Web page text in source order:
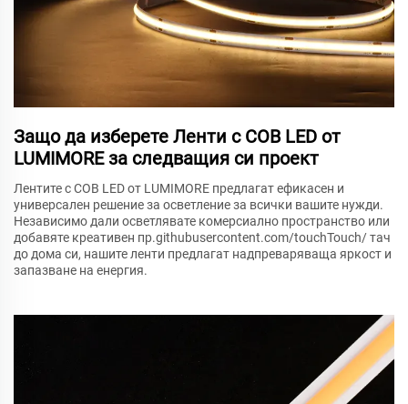
Защо да изберете Ленти с COB LED от
LUMIMORE за следващия си проект
Лентите с COB LED от LUMIMORE предлагат ефикасен и
универсален решение за осветление за всички вашите нужди.
Независимо дали осветлявате комерсиално пространство или
добавяте креативен пр.githubusercontent.com/touchTouch/ тач
до дома си, нашите ленти предлагат надпреваряваща яркост и
запазване на енергия.